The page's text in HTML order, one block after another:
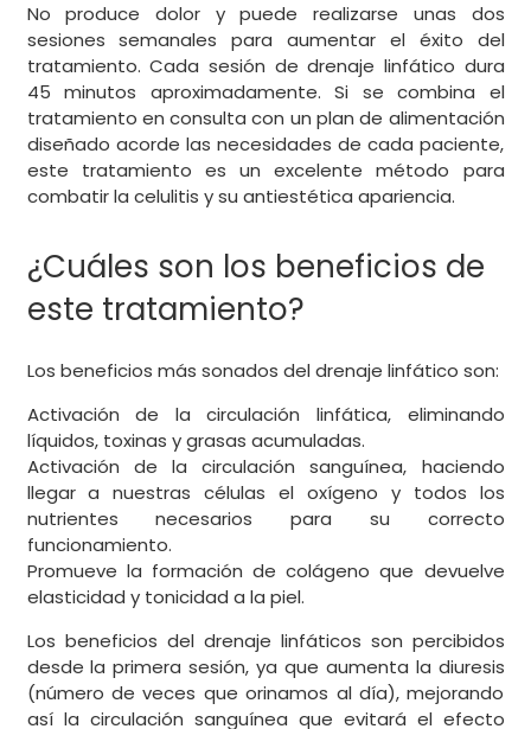
No produce dolor y puede realizarse unas dos
sesiones semanales para aumentar el éxito del
tratamiento. Cada sesión de drenaje linfático dura
45 minutos aproximadamente. Si se combina el
tratamiento en consulta con un plan de alimentación
diseñado acorde las necesidades de cada paciente,
este tratamiento es un excelente método para
combatir la celulitis y su antiestética apariencia.
¿Cuáles son los beneficios de
este tratamiento?
Los beneficios más sonados del drenaje linfático son:
Activación de la circulación linfática, eliminando
líquidos, toxinas y grasas acumuladas.
Activación de la circulación sanguínea, haciendo
llegar a nuestras células el oxígeno y todos los
nutrientes necesarios para su correcto
funcionamiento.
Promueve la formación de colágeno que devuelve
elasticidad y tonicidad a la piel.
Los beneficios del drenaje linfáticos son percibidos
desde la primera sesión, ya que aumenta la diuresis
(número de veces que orinamos al día), mejorando
así la circulación sanguínea que evitará el efecto